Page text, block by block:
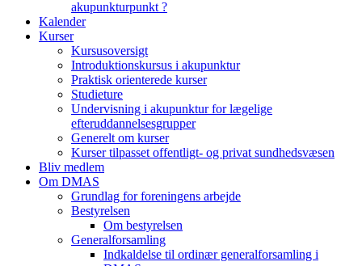
akupunkturpunkt ?
Kalender
Kurser
Kursusoversigt
Introduktionskursus i akupunktur
Praktisk orienterede kurser
Studieture
Undervisning i akupunktur for lægelige
efteruddannelsesgrupper
Generelt om kurser
Kurser tilpasset offentligt- og privat sundhedsvæsen
Bliv medlem
Om DMAS
Grundlag for foreningens arbejde
Bestyrelsen
Om bestyrelsen
Generalforsamling
Indkaldelse til ordinær generalforsamling i